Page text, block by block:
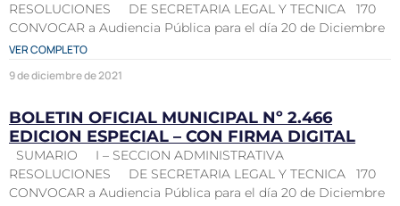
RESOLUCIONES DE SECRETARIA LEGAL Y TECNICA 170
CONVOCAR a Audiencia Pública para el día 20 de Diciembre
VER COMPLETO
9 de diciembre de 2021
BOLETIN OFICIAL MUNICIPAL Nº 2.466
EDICION ESPECIAL – CON FIRMA DIGITAL
SUMARIO I – SECCION ADMINISTRATIVA
RESOLUCIONES DE SECRETARIA LEGAL Y TECNICA 170
CONVOCAR a Audiencia Pública para el día 20 de Diciembre